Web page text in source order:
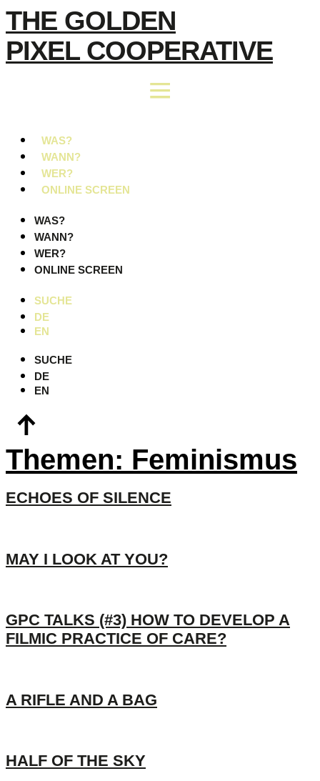
Zum
Inhalt
springen
THE GOLDEN
PIXEL COOPERATIVE
WAS?
WANN?
WER?
ONLINE SCREEN
WAS?
WANN?
WER?
ONLINE SCREEN
SUCHE
DE
EN
SUCHE
DE
EN
Themen: Feminismus
ECHOES OF SILENCE
MAY I LOOK AT YOU?
GPC TALKS (#3) HOW TO DEVELOP A
FILMIC PRACTICE OF CARE?
A RIFLE AND A BAG
HALF OF THE SKY